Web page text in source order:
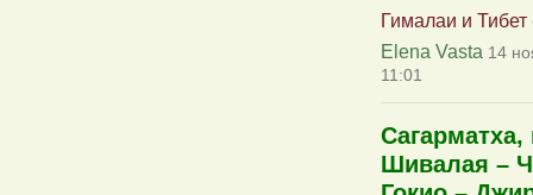
Гималаи и Тибет
Elena Vasta 14
11:01
Сагарматха,
Шивалая –